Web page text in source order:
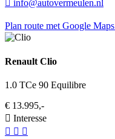
info@autovermeulen.nl
Plan route met Google Maps
Renault Clio
1.0 TCe 90 Equilibre
€ 13.995,-
Interesse